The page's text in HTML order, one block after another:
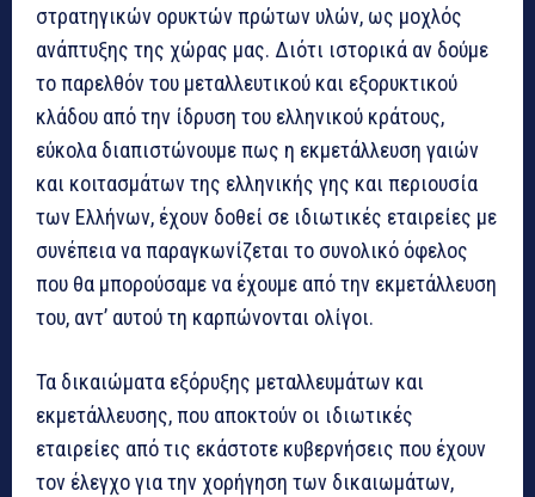
στρατηγικών ορυκτών πρώτων υλών, ως μοχλός
ανάπτυξης της χώρας μας. Διότι ιστορικά αν δούμε
το παρελθόν του μεταλλευτικού και εξορυκτικού
κλάδου από την ίδρυση του ελληνικού κράτους,
εύκολα διαπιστώνουμε πως η εκμετάλλευση γαιών
και κοιτασμάτων της ελληνικής γης και περιουσία
των Ελλήνων, έχουν δοθεί σε ιδιωτικές εταιρείες με
συνέπεια να παραγκωνίζεται το συνολικό όφελος
που θα μπορούσαμε να έχουμε από την εκμετάλλευση
του, αντ’ αυτού τη καρπώνονται ολίγοι.
Τα δικαιώματα εξόρυξης μεταλλευμάτων και
εκμετάλλευσης, που αποκτούν οι ιδιωτικές
εταιρείες από τις εκάστοτε κυβερνήσεις που έχουν
τον έλεγχο για την χορήγηση των δικαιωμάτων,